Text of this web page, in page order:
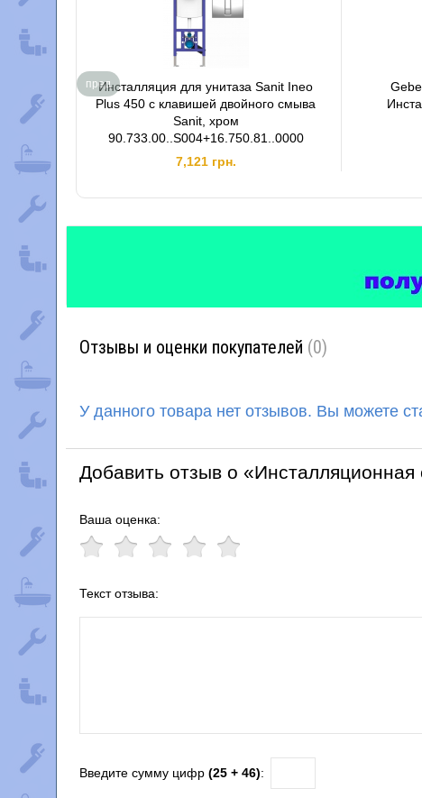
Инсталляция для унитаза Sanit Ineo
Plus 450 с клавишей двойного смыва
Sanit, хром
90.733.00..S004+16.750.81..0000
7,121 грн.
пред
Отзывы и оценки покупателей (0)
У данного товара нет отзывов. Вы можете
Добавить отзыв о
Ваша оценка:
Текст отзыва:
Введите сумму цифр (25 + 46):